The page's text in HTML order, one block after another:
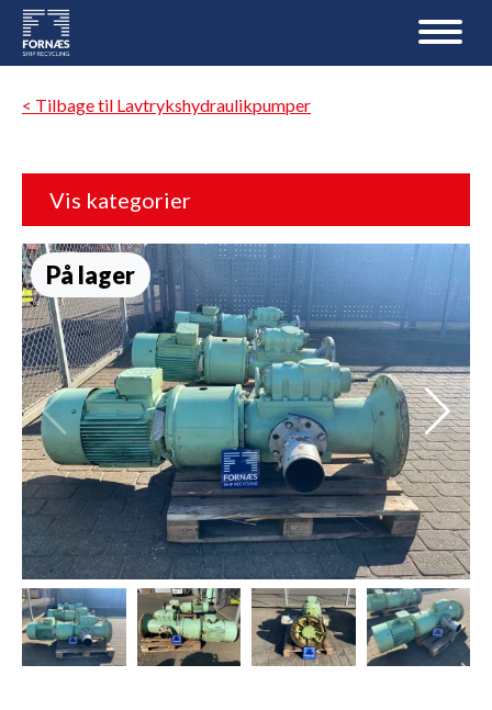
< Tilbage til Lavtrykshydraulikpumper
Vis kategorier
På lager